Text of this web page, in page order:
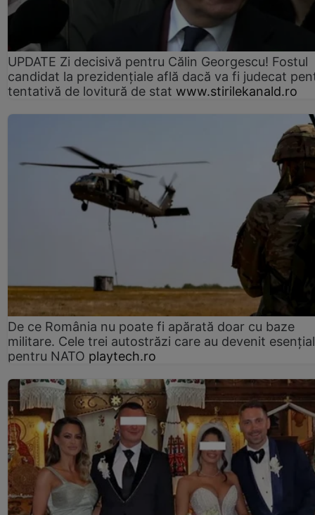
UPDATE Zi decisivă pentru Călin Georgescu! Fostul
candidat la prezidențiale află dacă va fi judecat
tentativă de lovitură de stat www.stirilekanald.ro
De ce România nu poate fi apărată doar cu baze
militare. Cele trei autostrăzi care au devenit
pentru NATO playtech.ro